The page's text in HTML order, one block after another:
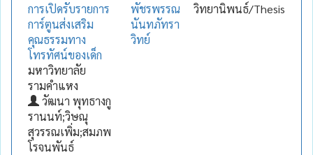
การเปิดรับรายการ
การ์ตูนส่งเสริม
คุณธรรมทาง
โทรทัศน์ของเด็ก
มหาวิทยาลัย
รามคำแหง
วัฒนา พุทธางกู
รานนท์;วิษณุ
สุวรรณเพิ่ม;สมภพ
โรจนพันธ์
พัชรพรรณ
นันทภัทรา
วิทย์
วิทยานิพนธ์/Thesis